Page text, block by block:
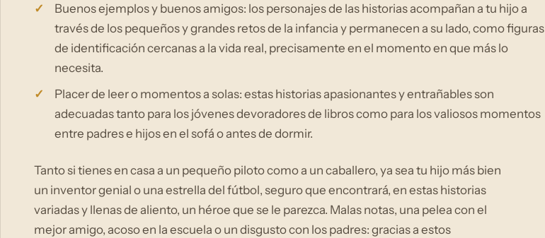
Buenos ejemplos y buenos amigos: los personajes de las historias acompañan a tu hijo a
través de los pequeños y grandes retos de la infancia y permanecen a su lado, como figuras
de identificación cercanas a la vida real, precisamente en el momento en que más lo
necesita.
Placer de leer o momentos a solas: estas historias apasionantes y entrañables son
adecuadas tanto para los jóvenes devoradores de libros como para los valiosos momentos
entre padres e hijos en el sofá o antes de dormir.
Tanto si tienes en casa a un pequeño piloto como a un caballero, ya sea tu hijo más bien
un inventor genial o una estrella del fútbol, seguro que encontrará, en estas historias
variadas y llenas de aliento, un héroe que se le parezca. Malas notas, una pelea con el
mejor amigo, acoso en la escuela o un disgusto con los padres: gracias a estos